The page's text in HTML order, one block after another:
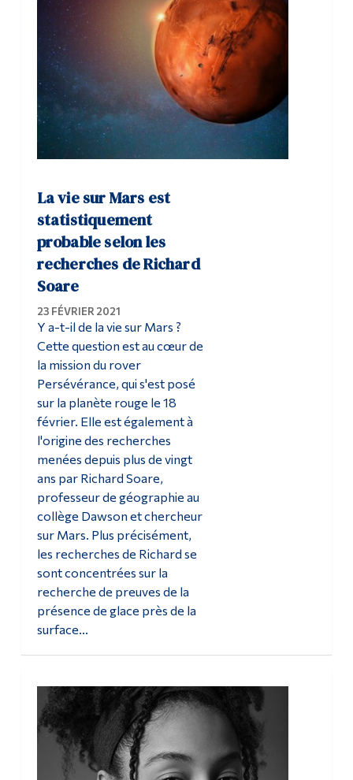
La vie sur Mars est
statistiquement
probable selon les
recherches de Richard
Soare
23 FÉVRIER 2021
Y a-t-il de la vie sur Mars ?
Cette question est au cœur de
la mission du rover
Persévérance, qui s'est posé
sur la planète rouge le 18
février. Elle est également à
l'origine des recherches
menées depuis plus de vingt
ans par Richard Soare,
professeur de géographie au
collège Dawson et chercheur
sur Mars. Plus précisément,
les recherches de Richard se
sont concentrées sur la
recherche de preuves de la
présence de glace près de la
surface...